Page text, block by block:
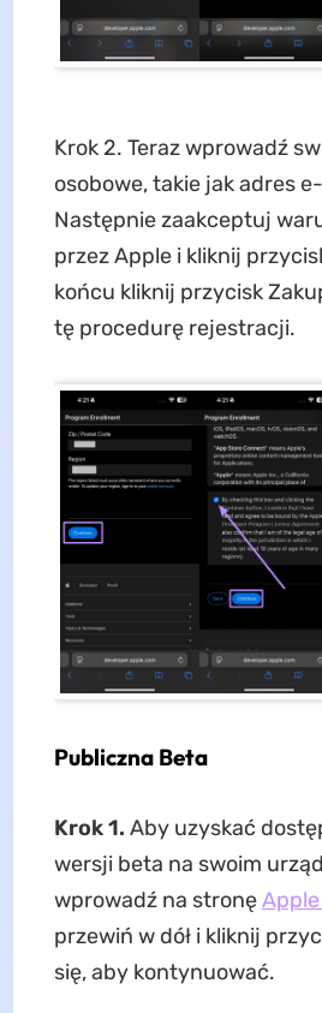
Krok 2. Teraz wprowadź
osobowe, takie jak adres
Następnie zaakceptuj
przez Apple i kliknij
końcu kliknij przycisk
tę procedurę rejestracji.
Publiczna Beta
Krok 1. Aby uzyskać
wersji beta na swoim
wprowadź na stronę
przewiń w dół i kliknij
się, aby kontynuować.